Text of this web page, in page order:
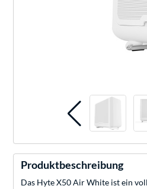
Produktbeschreibung
Das Hyte X50 Air White ist ein